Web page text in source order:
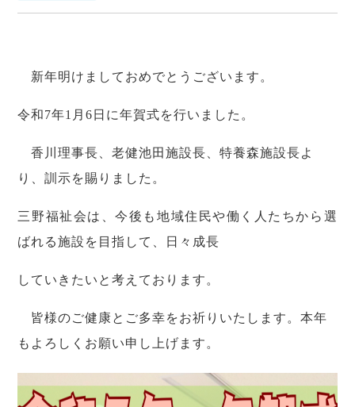
新年明けましておめでとうございます。
令和7年1月6日に年賀式を行いました。
香川理事長、老健池田施設長、特養森施設長よ
り、訓示を賜りました。
三野福祉会は、今後も地域住民や働く人たちから選
ばれる施設を目指して、日々成長
していきたいと考えております。
皆様のご健康とご多幸をお祈りいたします。本年
もよろしくお願い申し上げます。